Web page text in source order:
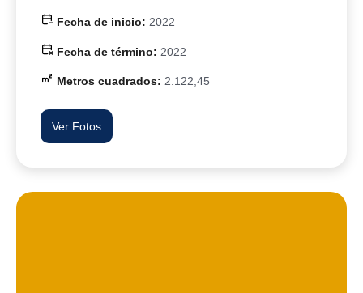
Fecha de inicio: 2022
Fecha de término: 2022
Metros cuadrados: 2.122,45
Ver Fotos